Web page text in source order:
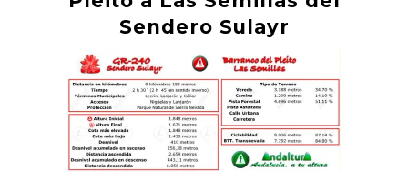
Sendero Sulayr